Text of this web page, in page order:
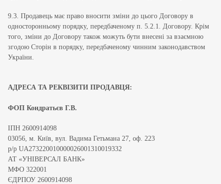
9.3. Продавець має право вносити зміни до цього Договору в
односторонньому порядку, передбаченому п. 5.2.1. Договору. Крім
того, зміни до Договору також можуть бути внесені за взаємною
згодою Сторін в порядку, передбаченому чинним законодавством
України.
АДРЕСА ТА РЕКВІЗИТИ ПРОДАВЦЯ:
ФОП Кондратьєв Г.В.
ІПН 2600914098
03056, м. Київ, вул. Вадима Гетьмана 27, оф. 223
р/р UA273220010000026001310019332
АТ «УНІВЕРСАЛ БАНК»
МФО 322001
ЄДРПОУ 2600914098